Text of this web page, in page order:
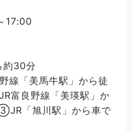
17:00
約30分
線「美馬牛駅」から徒
良野線「美瑛駅」か
「旭川駅」から車で